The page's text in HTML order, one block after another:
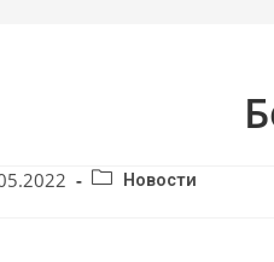
Новости